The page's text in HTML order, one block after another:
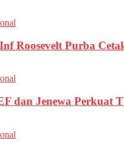
Roosevelt Purba
dan Jenewa Perkuat